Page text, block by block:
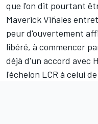
que l'on dit pourtant
Maverick Viñales
peur d'ouvertement
libéré, à commencer
déjà d'un accord avec
l'échelon LCR à celui